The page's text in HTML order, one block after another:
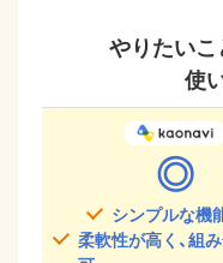
やりたいこ
使
◎
シンプルな機
柔軟性が高く、組